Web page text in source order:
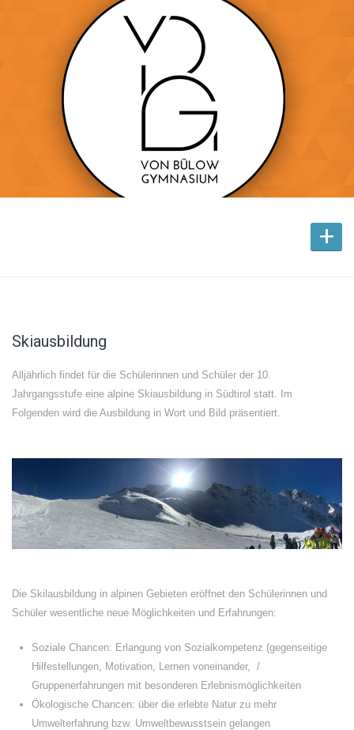
+
Skiausbildung
Alljährlich findet für die Schülerinnen und Schüler der 10.
Jahrgangsstufe eine alpine Skiausbildung in Südtirol statt. Im
Folgenden wird die Ausbildung in Wort und Bild präsentiert.
Die Skilausbildung in alpinen Gebieten eröffnet den Schülerinnen und
Schüler wesentliche neue Möglichkeiten und Erfahrungen:
Soziale Chancen: Erlangung von Sozialkompetenz (gegenseitige
Hilfestellungen, Motivation, Lernen voneinander,
/
Gruppenerfahrungen mit besonderen Erlebnismöglichkeiten
Ökologische Chancen: über die erlebte Natur zu mehr
Umwelterfahrung bzw. Umweltbewusstsein gelangen